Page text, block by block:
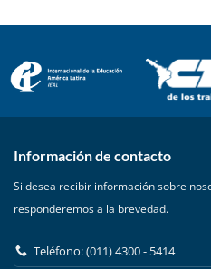
Información de contacto
Si desea recibir información sobre
responderemos a la brevedad.
Teléfono: (011) 4300 - 5414